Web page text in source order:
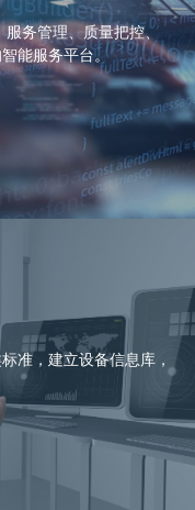
务管理、质量把控、
能服务平台。
准，建立设备信息库，